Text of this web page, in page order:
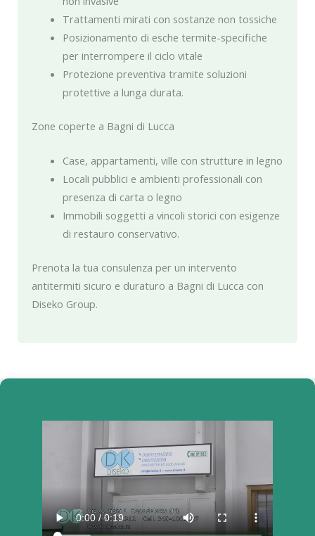
Trattamenti mirati con sostanze non tossiche
Posizionamento di esche termite-specifiche
per interrompere il ciclo vitale
Protezione preventiva tramite soluzioni
protettive a lunga durata.
Zone coperte a Bagni di Lucca
Case, appartamenti, ville con strutture in legno
Locali pubblici e ambienti professionali con
presenza di carta o legno
Immobili soggetti a vincoli storici con esigenze
di restauro conservativo.
Prenota la tua consulenza per un intervento
antitermiti sicuro e duraturo a Bagni di Lucca con
Diseko Group.